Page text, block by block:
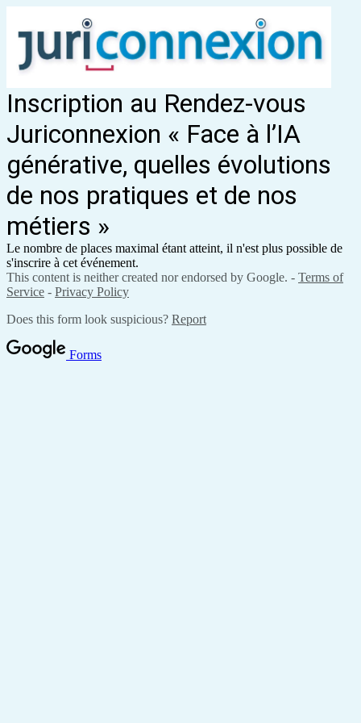
Inscription au Rendez-vous
Juriconnexion « Face à l’IA
générative, quelles évolutions
de nos pratiques et de nos
métiers »
Le nombre de places maximal étant atteint, il n'est plus possible de
s'inscrire à cet événement.
This content is neither created nor endorsed by Google. - Terms of
Service - Privacy Policy
Does this form look suspicious? Report
Forms